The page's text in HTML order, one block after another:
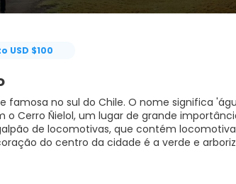
USD $100
famosa no sul do Chile. O nome significa
o Cerro Ñielol, um lugar de grande
de locomotivas, que contém
do centro da cidade é a verde e